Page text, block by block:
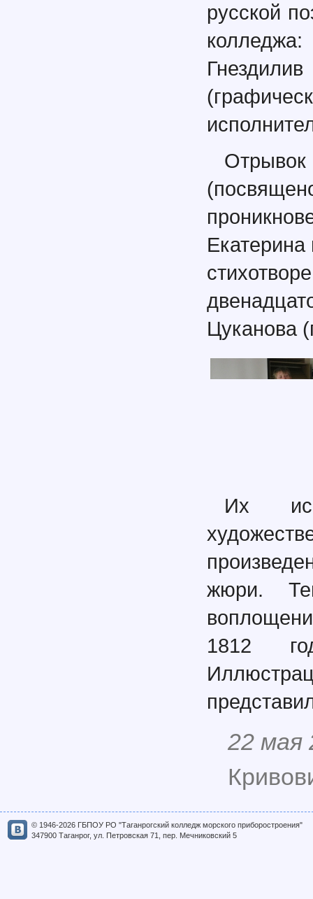
русской
Екатерина
Цуканова
Их
жюри.
1812
22 мая
© 1946-2026 ГБПОУ РО "Таганрогский колледж морского приборостроения"
347900 Таганрог, ул. Петровская 71, пер. Мечниковский 5